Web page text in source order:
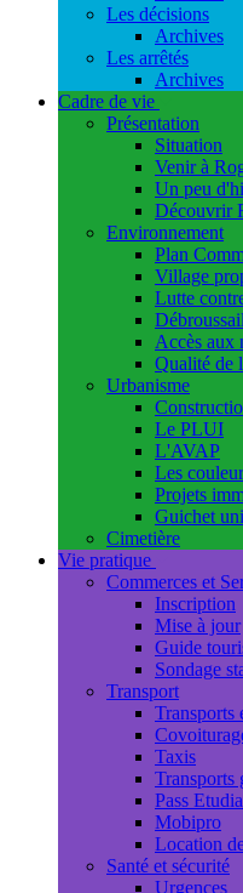
Les décisions
Archives
Les arrêtés
Archives
Cadre de vie
Présentation
Situation
Venir à
Un peu
Découvrir
Environnement
Plan
Village
Lutte
Accès aux
Qualité de
Urbanisme
Le PLUI
L'AVAP
Les
Projets
Guichet
Cimetière
Vie pratique
Commerces et
Inscription
Mise à jour
Guide
Sondage
Transport
Transports
Taxis
Transports
Pass
Mobipro
Location
Santé et sécurité
Urgences